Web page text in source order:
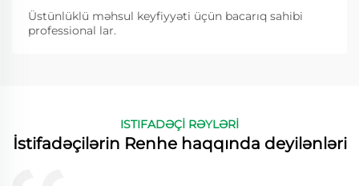
Üstünlüklü məhsul keyfiyyəti üçün bacarıq sahibi
professional lar.
ISTIFADƏÇİ RƏYLƏRİ
İstifadəçilərin Renhe haqqında deyilənləri